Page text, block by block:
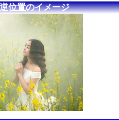
位置のイメージ